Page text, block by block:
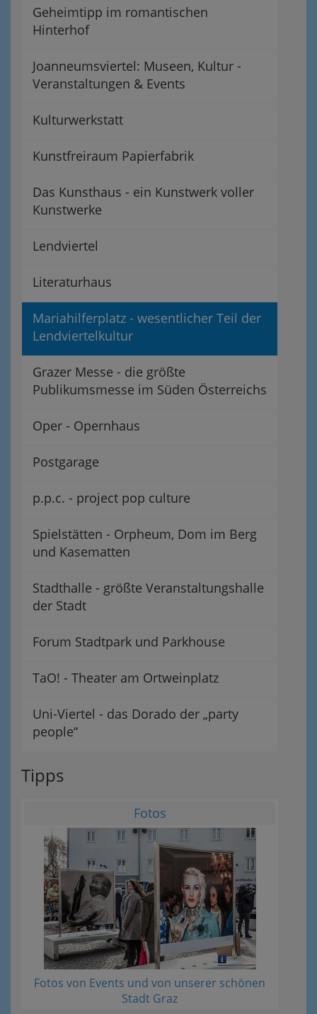
Geheimtipp im romantischen
Hinterhof
Joanneumsviertel: Museen, Kultur -
Veranstaltungen & Events
Kulturwerkstatt
Kunstfreiraum Papierfabrik
Das Kunsthaus - ein Kunstwerk voller
Kunstwerke
Lendviertel
Literaturhaus
Mariahilferplatz - wesentlicher Teil der
Lendviertelkultur
Grazer Messe - die größte
Publikumsmesse im Süden Österreichs
Oper - Opernhaus
Postgarage
p.p.c. - project pop culture
Spielstätten - Orpheum, Dom im Berg
und Kasematten
Stadthalle - größte Veranstaltungshalle
der Stadt
Forum Stadtpark und Parkhouse
TaO! - Theater am Ortweinplatz
Uni-Viertel - das Dorado der „party
people“
Tipps
Fotos
Fotos von Events und von unserer schönen
Stadt Graz